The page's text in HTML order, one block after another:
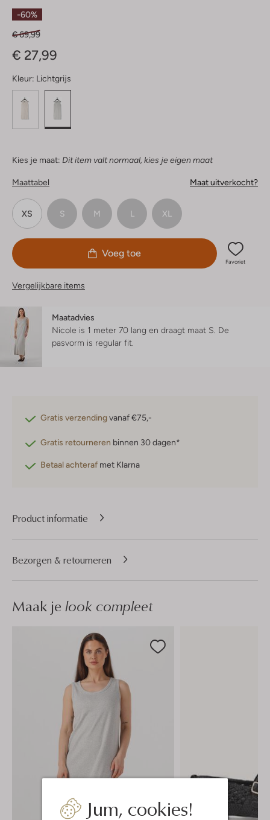
Jum, cookies!
-60%
€ 69,99
€ 27,99
Kleur: Lichtgrijs
Kies je maat: Dit item valt normaal, kies je eigen maat
Maattabel Maat uitverkocht?
XS S M L XL
Voeg toe
Favoriet
Vergelijkbare items
Maatadvies
Nicole is 1 meter 70 lang en draagt maat S. De
pasvorm is regular fit
Gratis verzendingvanaf €75,-
Gratis retourneren binnen 30 dagen*
Betaal achteraf met Klarna
Product informatie
Bezorgen & retourneren
Maak je look compleet